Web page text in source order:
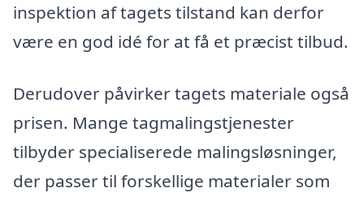
inspektion af tagets tilstand kan derfor
være en god idé for at få et præcist tilbud.
Derudover påvirker tagets materiale også
prisen. Mange tagmalingstjenester
tilbyder specialiserede malingsløsninger,
der passer til forskellige materialer som